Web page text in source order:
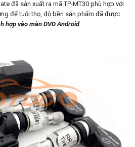
đã sản xuất ra mã TP-MT30 phù hợp với
để tuổi thọ, độ bền sản phẩm đã được
hợp vào màn DVD Android